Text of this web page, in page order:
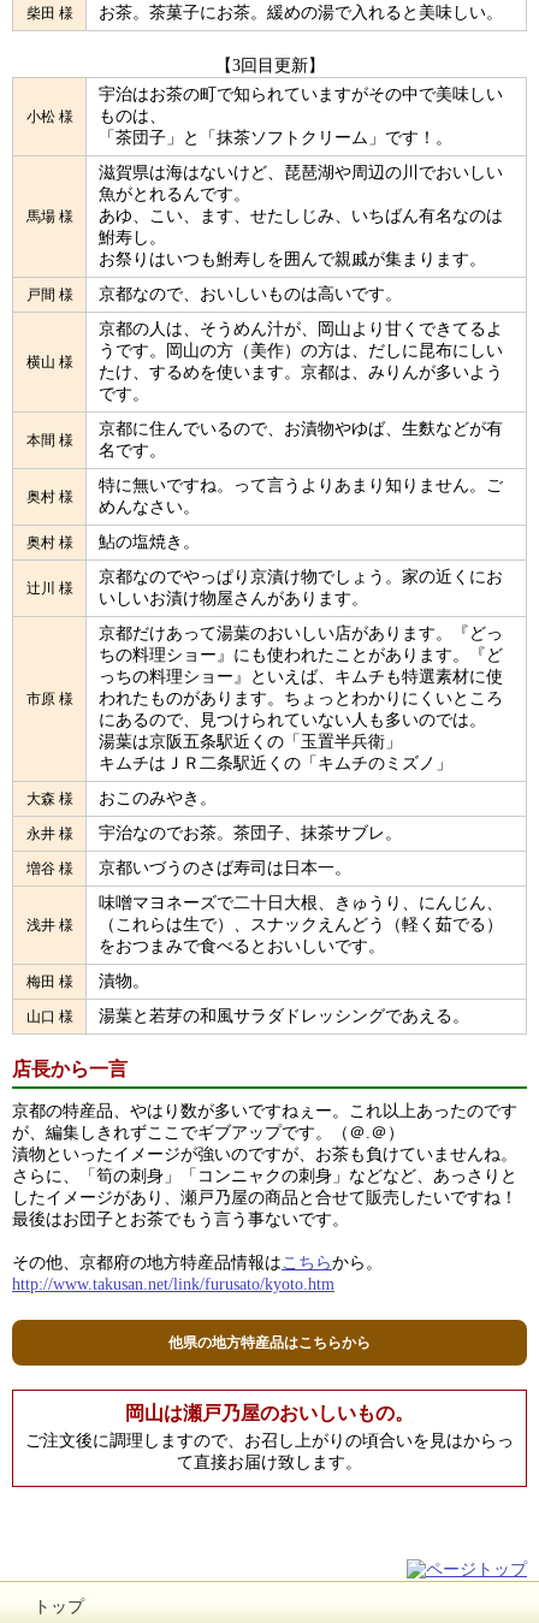
柴田 様 お茶。茶菓子にお茶。緩めの湯で入れると美味しい。
【3回目更新】
小松 様
宇治はお茶の町で知られていますがその中で美味しい
ものは、
「茶団子」と「抹茶ソフトクリーム」です！。
馬場 様
滋賀県は海はないけど、琵琶湖や周辺の川でおいしい
魚がとれるんです。
あゆ、こい、ます、せたしじみ、いちばん有名なのは
鮒寿し。
お祭りはいつも鮒寿しを囲んで親戚が集まります。
戸間 様 京都なので、おいしいものは高いです。
横山 様
京都の人は、そうめん汁が、岡山より甘くできてるよ
うです。岡山の方（美作）の方は、だしに昆布にしい
たけ、するめを使います。京都は、みりんが多いよう
です。
本間 様
京都に住んでいるので、お漬物やゆば、生麩などが有
名です。
奥村 様
特に無いですね。って言うよりあまり知りません。ご
めんなさい。
奥村 様 鮎の塩焼き。
辻川 様
京都なのでやっぱり京漬け物でしょう。家の近くにお
いしいお漬け物屋さんがあります。
市原 様
京都だけあって湯葉のおいしい店があります。『どっ
ちの料理ショー』にも使われたことがあります。『ど
っちの料理ショー』といえば、キムチも特選素材に使
われたものがあります。ちょっとわかりにくいところ
にあるので、見つけられていない人も多いのでは。
湯葉は京阪五条駅近くの「玉置半兵衛」
キムチはＪＲ二条駅近くの「キムチのミズノ」
大森 様 おこのみやき。
永井 様 宇治なのでお茶。茶団子、抹茶サブレ。
増谷 様 京都いづうのさば寿司は日本一。
浅井 様
味噌マヨネーズで二十日大根、きゅうり、にんじん、
（これらは生で）、スナックえんどう（軽く茹でる）
をおつまみで食べるとおいしいです。
梅田 様 漬物。
山口 様 湯葉と若芽の和風サラダドレッシングであえる。
店長から一言
京都の特産品、やはり数が多いですねぇー。これ以上あったのです
が、編集しきれずここでギブアップです。（＠.＠）
漬物といったイメージが強いのですが、お茶も負けていませんね。
さらに、「筍の刺身」「コンニャクの刺身」などなど、あっさりと
したイメージがあり、瀬戸乃屋の商品と合せて販売したいですね！
最後はお団子とお茶でもう言う事ないです。
その他、京都府の地方特産品情報は こちらから。
http://www.takusan.net/link/furusato/kyoto.htm
他県の地方特産品はこちらから
岡山は瀬戸乃屋のおいしいもの。
ご注文後に調理しますので、お召し上がりの頃合いを見はからっ
て直接お届け致します。
トップ